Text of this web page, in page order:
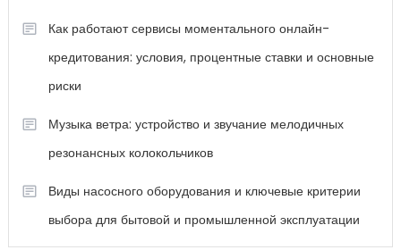
Как работают сервисы моментального онлайн-
кредитования: условия, процентные ставки и основные
риски
Музыка ветра: устройство и звучание мелодичных
резонансных колокольчиков
Виды насосного оборудования и ключевые критерии
выбора для бытовой и промышленной эксплуатации